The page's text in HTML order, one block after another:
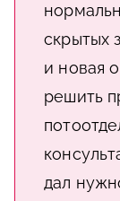
скрытых
и новая
решить
дал